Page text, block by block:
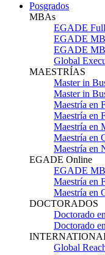
Posgrados
MBAs
EGADE
EGADE
EGADE
Global
MAESTRÍAS
Master in
Master in
Maestría en
Maestría en
Maestría en
Maestría en
Maestría en
EGADE Online
EGADE
Maestría en
Maestría en
DOCTORADOS
Doctorado
Doctorado
Global